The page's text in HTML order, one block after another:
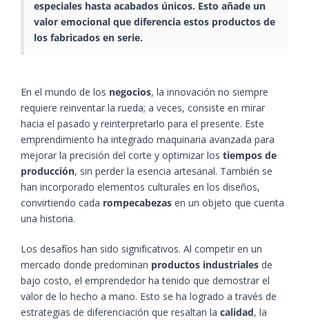
especiales hasta acabados únicos. Esto añade un
valor emocional que diferencia estos productos de
los fabricados en serie.
En el mundo de los negocios, la innovación no siempre
requiere reinventar la rueda; a veces, consiste en mirar
hacia el pasado y reinterpretarlo para el presente. Este
emprendimiento ha integrado maquinaria avanzada para
mejorar la precisión del corte y optimizar los tiempos de
producción, sin perder la esencia artesanal. También se
han incorporado elementos culturales en los diseños,
convirtiendo cada rompecabezas en un objeto que cuenta
una historia.
Los desafíos han sido significativos. Al competir en un
mercado donde predominan productos industriales de
bajo costo, el emprendedor ha tenido que demostrar el
valor de lo hecho a mano. Esto se ha logrado a través de
estrategias de diferenciación que resaltan la calidad, la